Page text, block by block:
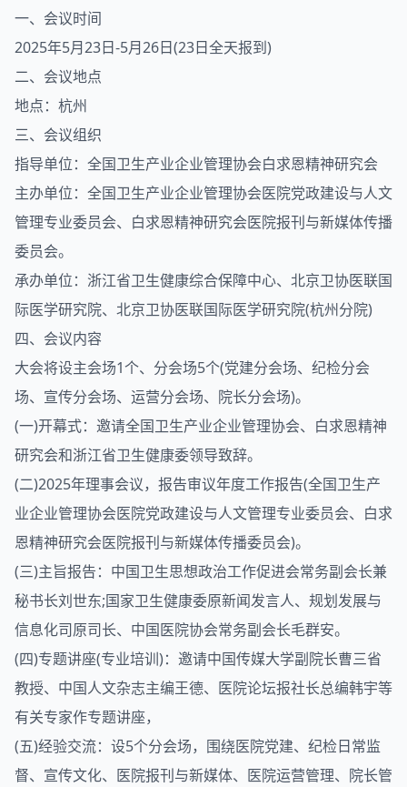
一、会议时间
2025年5月23日-5月26日(23日全天报到)
二、会议地点
地点：杭州
三、会议组织
指导单位：全国卫生产业企业管理协会白求恩精神研究会
主办单位：全国卫生产业企业管理协会医院党政建设与人文
管理专业委员会、白求恩精神研究会医院报刊与新媒体传播
委员会。
承办单位：浙江省卫生健康综合保障中心、北京卫协医联国
际医学研究院、北京卫协医联国际医学研究院(杭州分院)
四、会议内容
大会将设主会场1个、分会场5个(党建分会场、纪检分会
场、宣传分会场、运营分会场、院长分会场)。
(一)开幕式：邀请全国卫生产业企业管理协会、白求恩精神
研究会和浙江省卫生健康委领导致辞。
(二)2025年理事会议，报告审议年度工作报告(全国卫生产
业企业管理协会医院党政建设与人文管理专业委员会、白求
恩精神研究会医院报刊与新媒体传播委员会)。
(三)主旨报告：中国卫生思想政治工作促进会常务副会长兼
秘书长刘世东;国家卫生健康委原新闻发言人、规划发展与
信息化司原司长、中国医院协会常务副会长毛群安。
(四)专题讲座(专业培训)：邀请中国传媒大学副院长曹三省
教授、中国人文杂志主编王德、医院论坛报社长总编韩宇等
有关专家作专题讲座，
(五)经验交流：设5个分会场，围绕医院党建、纪检日常监
督、宣传文化、医院报刊与新媒体、医院运营管理、院长管